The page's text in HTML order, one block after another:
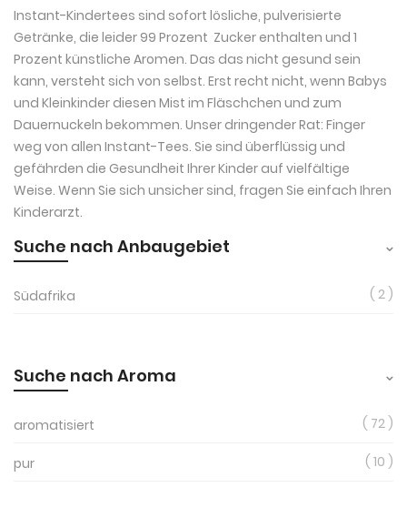
Instant-Kindertees sind sofort lösliche, pulverisierte
Getränke, die leider 99 Prozent Zucker enthalten und 1
Prozent künstliche Aromen. Das das nicht gesund sein
kann, versteht sich von selbst. Erst recht nicht, wenn Babys
und Kleinkinder diesen Mist im Fläschchen und zum
Dauernuckeln bekommen. Unser dringender Rat: Finger
weg von allen Instant-Tees. Sie sind überflüssig und
gefährden die Gesundheit Ihrer Kinder auf vielfältige
Weise. Wenn Sie sich unsicher sind, fragen Sie einfach Ihren
Kinderarzt.
Suche nach Anbaugebiet
Südafrika 2
Suche nach Aroma
aromatisiert 72
pur 10